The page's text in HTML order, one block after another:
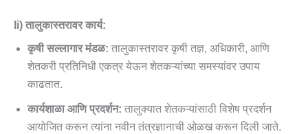
Ii) तालुकास्तरावर कार्य:
कृषी सल्लागार मंडळ: तालुकास्तरावर कृषी तज्ञ, अधिकारी, आणि
शेतकरी प्रतिनिधी एकत्र येऊन शेतकऱ्यांच्या समस्यांवर उपाय
काढतात.
कार्यशाळा आणि प्रदर्शन: तालुक्यात शेतकऱ्यांसाठी विशेष प्रदर्शन
आयोजित करून त्यांना नवीन तंत्रज्ञानाची ओळख करून दिली जाते.